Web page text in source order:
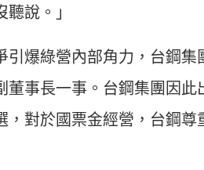
說。」
爆綠營內部角力，台鋼
事長一事。台鋼集團因
對於國票金經營，台鋼